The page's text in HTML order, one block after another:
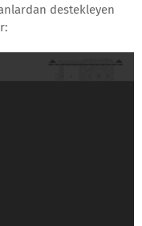
destekleyen